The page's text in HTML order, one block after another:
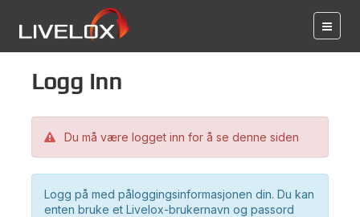
Logg inn
Du må være logget inn for å se denne siden
Logg på med påloggingsinformasjonen din. Du kan
enten bruke et Livelox-brukernavn og passord